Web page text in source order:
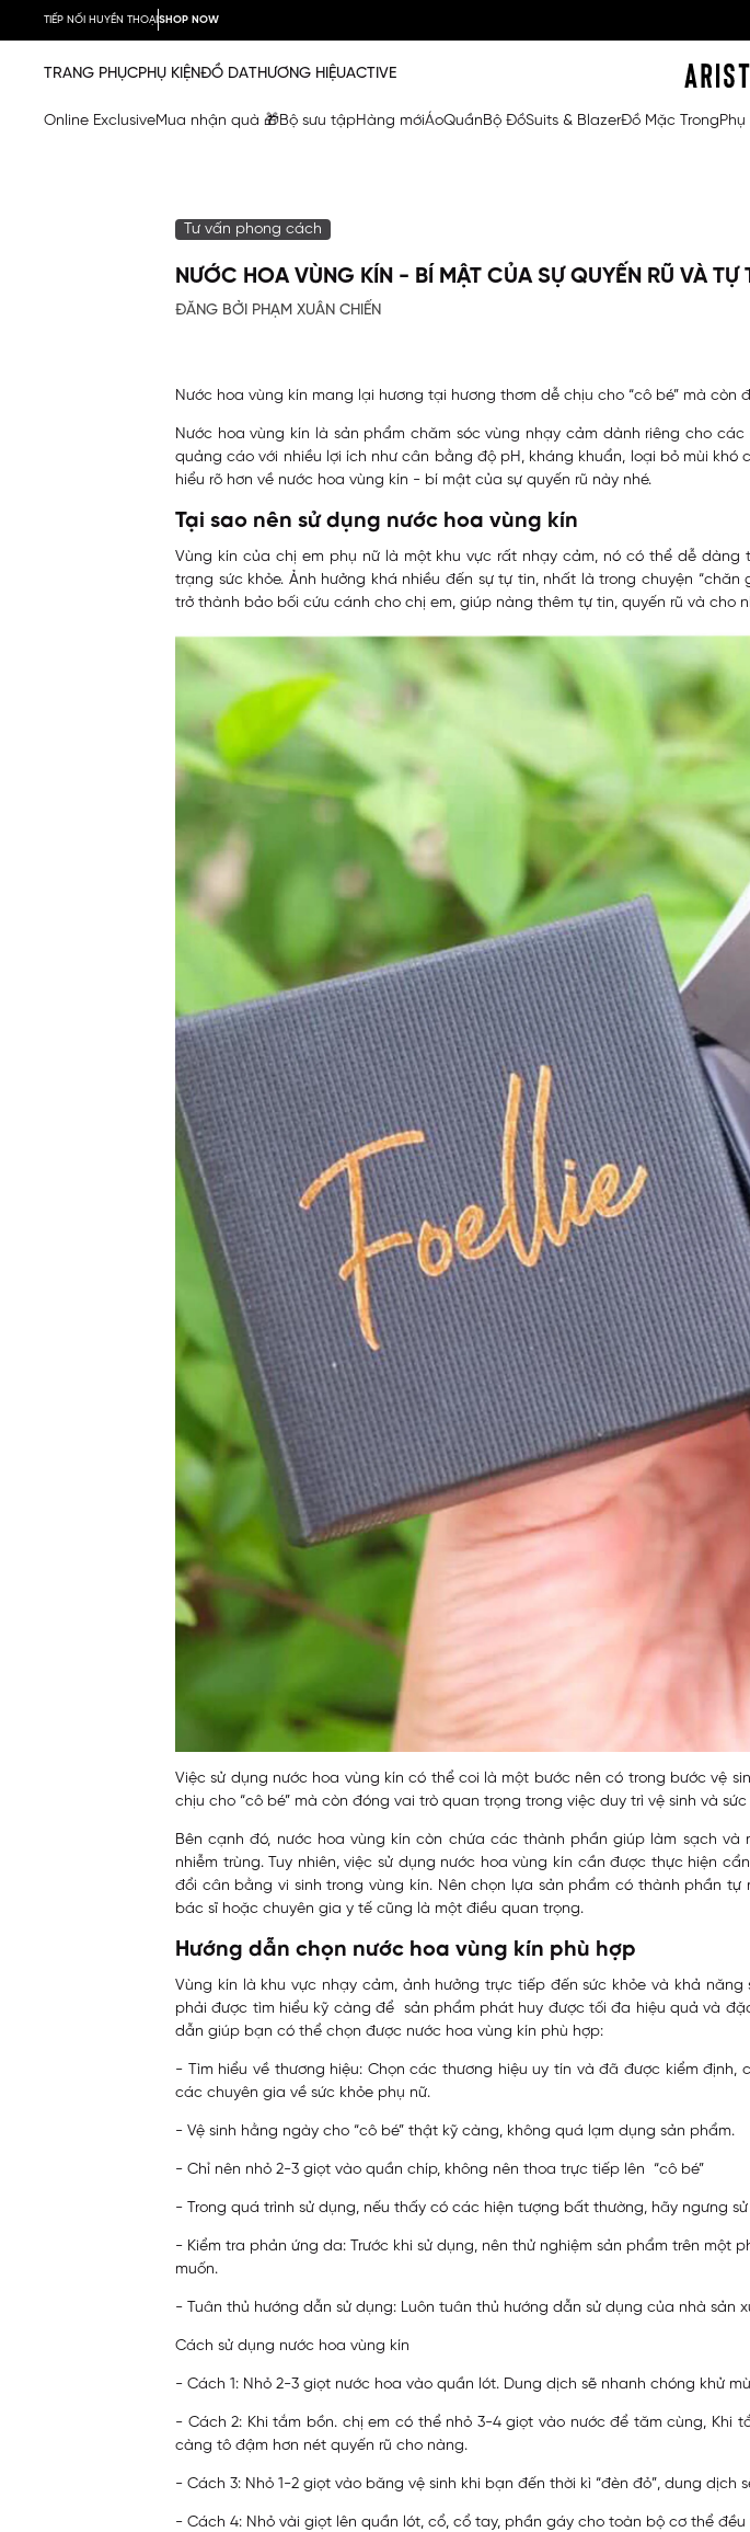
TIẾP NỐI HUYỀN THOẠISHOP NOW
TRANG PHỤCPHỤ KIỆNĐỒ DATHƯƠNG HIỆUACTIVE
Online ExclusiveMua nhận quà 🎁Bộ sưu tậpHàng mớiÁoQuầnBộ ĐồSuits & BlazerĐồ Mặc TrongPhụ
Tư vấn phong cách
NƯỚC HOA VÙNG KÍN - BÍ MẬT CỦA SỰ QUYẾN RŨ VÀ TỰ
ĐĂNG BỞI PHẠM XUÂN CHIẾN
Nước hoa vùng kín mang lại hương tại hương thơm dễ chịu cho “cô bé” mà còn
Nước hoa vùng kín là sản phẩm chăm sóc vùng nhạy cảm dành riêng cho các
quảng cáo với nhiều lợi ích như cân bằng độ pH, kháng khuẩn, loại bỏ mùi
hiểu rõ hơn về nước hoa vùng kín - bí mật của sự quyến rũ này nhé.
Tại sao nên sử dụng nước hoa vùng kín
Vùng kín của chị em phụ nữ là một khu vực rất nhạy cảm, nó có thể dễ
trạng sức khỏe. Ảnh hưởng khá nhiều đến sự tự tin, nhất là trong chuyện
trở thành bảo bối cứu cánh cho chị em, giúp nàng thêm tự tin, quyến rũ và cho
Việc sử dụng nước hoa vùng kín có thể coi là một bước nên có trong bước vệ
chịu cho “cô bé” mà còn đóng vai trò quan trọng trong việc duy trì vệ sinh và
Bên cạnh đó, nước hoa vùng kín còn chứa các thành phần giúp làm sạch
nhiễm trùng. Tuy nhiên, việc sử dụng nước hoa vùng kín cần được thực hiện
đổi cân bằng vi sinh trong vùng kín. Nên chọn lựa sản phẩm có thành phần
bác sĩ hoặc chuyên gia y tế cũng là một điều quan trọng.
Hướng dẫn chọn nước hoa vùng kín phù hợp
Vùng kín là khu vực nhạy cảm, ảnh hưởng trực tiếp đến sức khỏe và khả
phải được tìm hiểu kỹ càng để sản phẩm phát huy được tối đa hiệu quả và
dẫn giúp bạn có thể chọn được nước hoa vùng kín phù hợp:
- Tìm hiểu về thương hiệu: Chọn các thương hiệu uy tín và đã được kiểm
các chuyên gia về sức khỏe phụ nữ.
- Vệ sinh hằng ngày cho “cô bé” thật kỹ càng, không quá lạm dụng sản phẩm.
- Chỉ nên nhỏ 2-3 giọt vào quần chíp, không nên thoa trực tiếp lên “cô bé”
- Trong quá trình sử dụng, nếu thấy có các hiện tượng bất thường, hãy ngưng
- Kiểm tra phản ứng da: Trước khi sử dụng, nên thử nghiệm sản phẩm trên
muốn.
- Tuân thủ hướng dẫn sử dụng: Luôn tuân thủ hướng dẫn sử dụng của nhà
Cách sử dụng nước hoa vùng kín
- Cách 1: Nhỏ 2-3 giọt nước hoa vào quần lót. Dung dịch sẽ nhanh chóng khử
- Cách 2: Khi tắm bồn. chị em có thể nhỏ 3-4 giọt vào nước để tăm cùng, Khi
càng tô đậm hơn nét quyến rũ cho nàng.
- Cách 3: Nhỏ 1-2 giọt vào băng vệ sinh khi bạn đến thời kì “đèn đỏ”, dung dịch
- Cách 4: Nhỏ vài giọt lên quần lót, cổ, cổ tay, phần gáy cho toàn bộ cơ thể